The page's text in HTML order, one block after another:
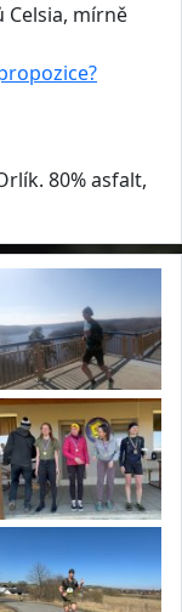
Celsia, mírně
80% asfalt,